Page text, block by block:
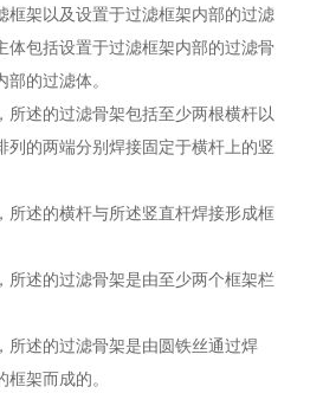
框架以及设置于过滤框架内部的过滤
体包括设置于过滤框架内部的过滤骨
的过滤体。
所述的过滤骨架包括至少两根横杆以
列的两端分别焊接固定于横杆上的竖
所述的横杆与所述竖直杆焊接形成框
所述的过滤骨架是由至少两个框架栏
所述的过滤骨架是由圆铁丝通过焊
架而成的。